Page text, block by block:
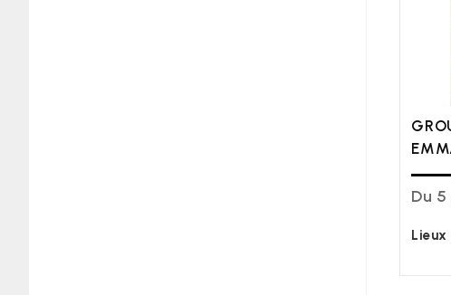
Du
Lieux